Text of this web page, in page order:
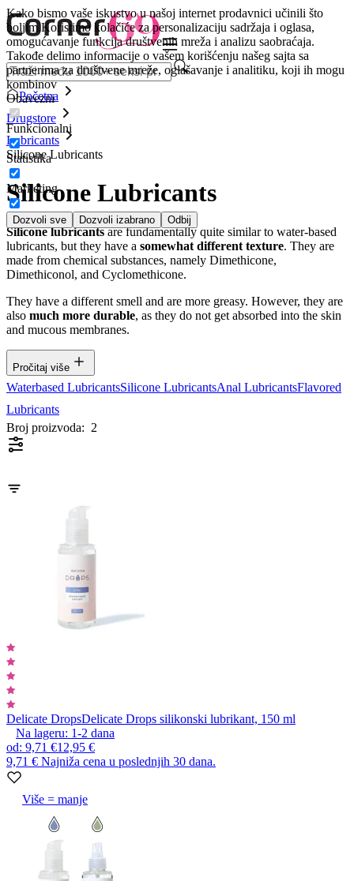
Kako bismo vaše iskustvo u našoj internet prodavnici učinili što
boljim.Koristimo kolačiće za personalizaciju sadržaja i oglasa,
omogućavanje funkcija društvenih mreža i analizu saobraćaja.
Takođe delimo informacije o vašem korišćenju našeg sajta sa
partnerima za društvene mreže, oglašavanje i analitiku, koji ih mogu
kombinov
Obavezni
Funkcionalni
Statistika
Marketing
Dozvoli sve Dozvoli izabrano Odbij
Početna
Drugstore
Lubricants
Silicone Lubricants
Silicone Lubricants
Silicone lubricantsare fundamentally quite similar to water-based
lubricants, but they have a somewhat different texture. They are
made from chemical substances, namely Dimethicone,
Dimethiconol, and Cyclomethicone.
They have a different smell and are more greasy. However, they are
also much more durable, as they do not get absorbed into the skin
and mucous membranes.
Pročitaj više
Waterbased LubricantsSilicone LubricantsAnal LubricantsFlavored
Lubricants
Broj proizvoda: 2
Delicate DropsDelicate Drops silikonski lubrikant, 150 ml
Na lageru: 1-2 dana
od: 9,71 €12,95 €
9,71 € Najniža cena u poslednjih 30 dana.
Više = manje